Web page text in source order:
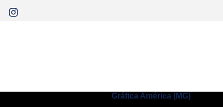
Gráfica América (MG)